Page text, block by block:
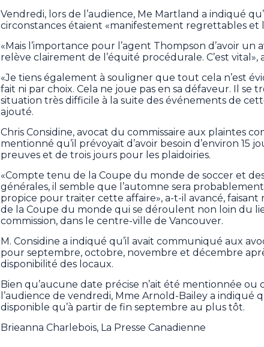
Vendredi, lors de l’audience, Me Martland a indiqué
circonstances étaient «manifestement regrettables et
«Mais l’importance pour l’agent Thompson d’avoir un
relève clairement de l’équité procédurale. C’est vital»,
«Je tiens également à souligner que tout cela n’est
fait ni par choix. Cela ne joue pas en sa défaveur. Il se
situation très difficile à la suite des événements de
ajouté.
Chris Considine, avocat du commissaire aux plaintes
mentionné qu’il prévoyait d’avoir besoin d’environ 15
preuves et de trois jours pour les plaidoiries.
«Compte tenu de la Coupe du monde de soccer et
générales, il semble que l’automne sera
propice pour traiter cette affaire», a-t-il avancé,
de la Coupe du monde qui se déroulent non loin du
commission, dans le centre-ville de Vancouver.
M. Considine a indiqué qu’il avait communiqué aux
pour septembre, octobre, novembre et décembre
disponibilité des locaux.
Bien qu’aucune date précise n’ait été mentionnée ou
l’audience de vendredi, Mme Arnold-Bailey a indiqué
disponible qu’à partir de fin septembre au plus tôt.
Brieanna Charlebois, La Presse Canadienne